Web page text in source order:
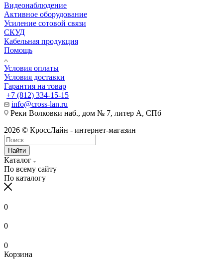
Видеонаблюдение
Активное оборудование
Усиление сотовой связи
СКУД
Кабельная продукция
Помощь
Условия оплаты
Условия доставки
Гарантия на товар
+7 (812) 334-15-15
info@cross-lan.ru
Реки Волковки наб., дом № 7, литер А, СПб
2026 © КроссЛайн - интернет-магазин
Найти
Каталог
По всему сайту
По каталогу
0
0
0
Корзина